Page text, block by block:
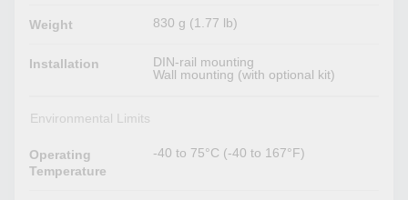
Weight 830 g (1.77 lb)
Installation
DIN-rail mounting
Wall mounting (with optional kit)
Environmental Limits
Operating
Temperature
-40 to 75°C (-40 to 167°F)